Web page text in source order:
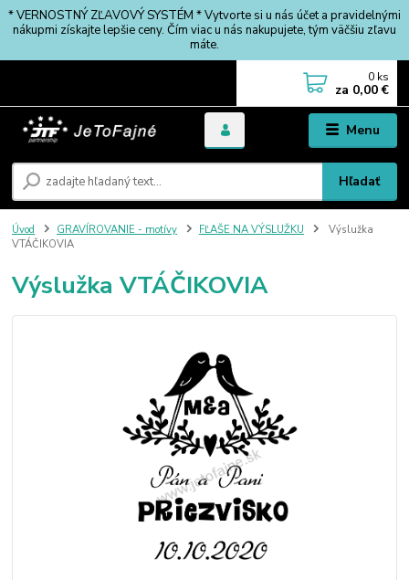
* VERNOSTNÝ ZĽAVOVÝ SYSTÉM * Vytvorte si u nás účet a pravidelnými
nákupmi získajte lepšie ceny. Čím viac u nás nakupujete, tým väčšiu zľavu
máte.
Menu
Hľadať
0 ks
za 0,00 €
Úvod GRAVÍROVANIE - motívy FĽAŠE NA VÝSLUŽKU
Výslužka
VTÁČIKOVIA
Výslužka VTÁČIKOVIA